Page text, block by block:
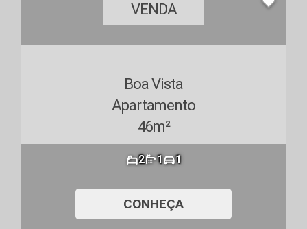
VENDA
Boa Vista
Apartamento
46m²
2 1 1
CONHEÇA